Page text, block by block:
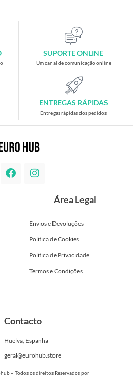
SUPORTE ONLINE
Um canal de comunicação online
ENTREGAS RÁPIDAS
Entregas rápidas dos pedidos
Área Legal
Envios e Devoluções
Politica de Cookies
Politica de Privacidade
Termos e Condições
Contacto
Huelva, Espanha
geral@eurohub.store
– Todos os direitos Reservados por